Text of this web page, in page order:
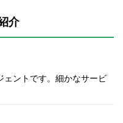
介
ェントです。細かなサービ